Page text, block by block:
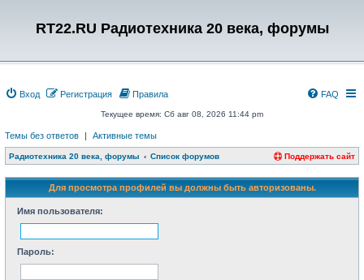
RT22.RU Радиотехника 20 века, форумы
Вход Регистрация FAQ
Правила
Текущее время: Сб авг 08, 2026 11:44 pm
Темы без ответов | Активные темы
Радиотехника 20 века, форумы Список форумов Поддержать сайт
Для просмотра профилей вы должны быть авторизованы.
Имя пользователя:
Пароль: